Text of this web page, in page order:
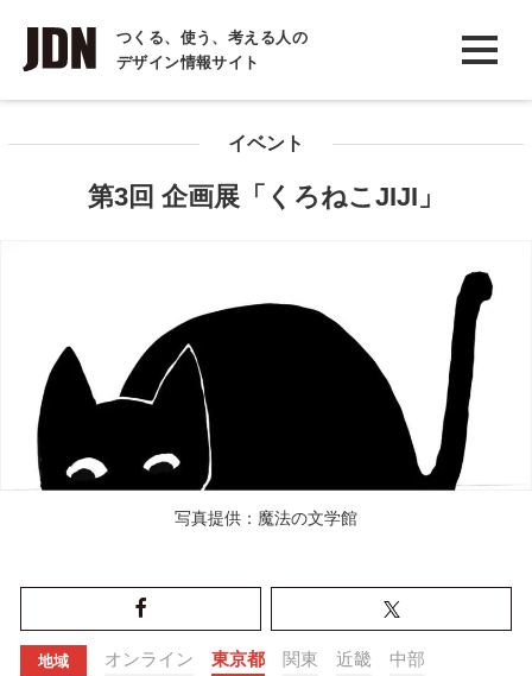
つくる、使う、考える人の
デザイン情報サイト
INTERVIEW
インタビュー
イベント
第3回 企画展「くろねこJIJI」
写真提供：魔法の文学館
地域 オンライン 東京都 関東 近畿 中部